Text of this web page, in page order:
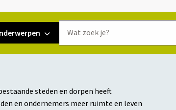
steden en dorpen heeft
en ondernemers meer ruimte en leven